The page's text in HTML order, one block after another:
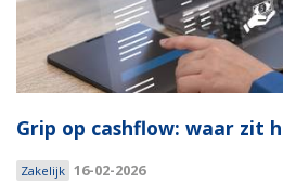
Grip op cashflow: waar zit
Zakelijk 16-02-2026